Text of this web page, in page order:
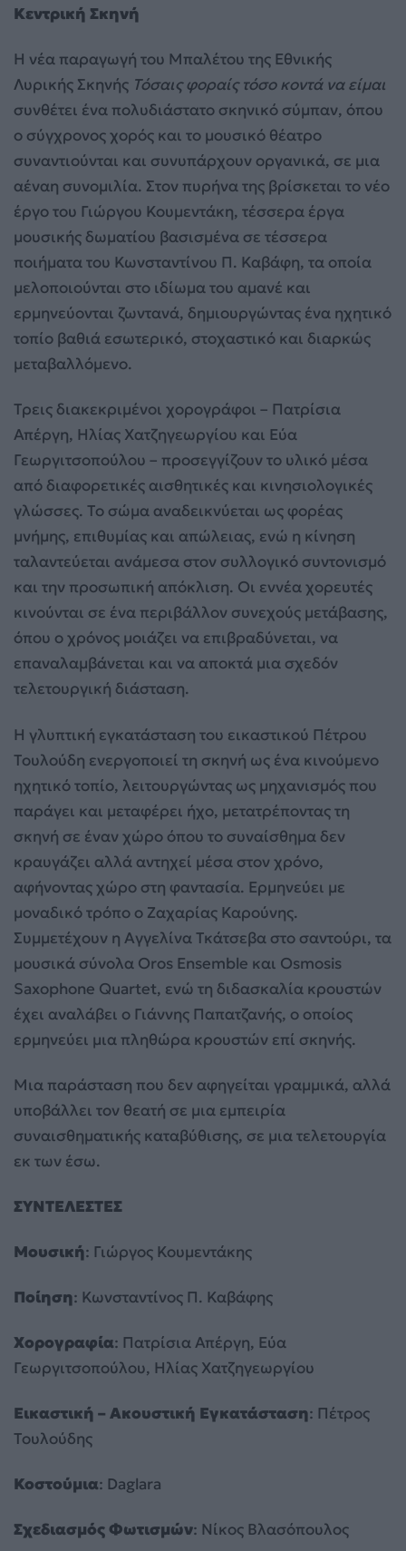
Κεντρική Σκηνή
Η νέα παραγωγή του Μπαλέτου της Εθνικής
Λυρικής Σκηνής Τόσαις φοραίς τόσο κοντά να είμαι
συνθέτει ένα πολυδιάστατο σκηνικό σύμπαν, όπου
ο σύγχρονος χορός και το μουσικό θέατρο
συναντιούνται και συνυπάρχουν οργανικά, σε μια
αέναη συνομιλία. Στον πυρήνα της βρίσκεται το νέο
έργο του Γιώργου Κουμεντάκη, τέσσερα έργα
μουσικής δωματίου βασισμένα σε τέσσερα
ποιήματα του Κωνσταντίνου Π. Καβάφη, τα οποία
μελοποιούνται στο ιδίωμα του αμανέ και
ερμηνεύονται ζωντανά, δημιουργώντας ένα ηχητικό
τοπίο βαθιά εσωτερικό, στοχαστικό και διαρκώς
μεταβαλλόμενο.
Τρεις διακεκριμένοι χορογράφοι – Πατρίσια
Απέργη, Ηλίας Χατζηγεωργίου και Εύα
Γεωργιτσοπούλου – προσεγγίζουν το υλικό μέσα
από διαφορετικές αισθητικές και κινησιολογικές
γλώσσες. Το σώμα αναδεικνύεται ως φορέας
μνήμης, επιθυμίας και απώλειας, ενώ η κίνηση
ταλαντεύεται ανάμεσα στον συλλογικό συντονισμό
και την προσωπική απόκλιση. Οι εννέα χορευτές
κινούνται σε ένα περιβάλλον συνεχούς μετάβασης,
όπου ο χρόνος μοιάζει να επιβραδύνεται, να
επαναλαμβάνεται και να αποκτά μια σχεδόν
τελετουργική διάσταση.
Η γλυπτική εγκατάσταση του εικαστικού Πέτρου
Τουλούδη ενεργοποιεί τη σκηνή ως ένα κινούμενο
ηχητικό τοπίο, λειτουργώντας ως μηχανισμός που
παράγει και μεταφέρει ήχο, μετατρέποντας τη
σκηνή σε έναν χώρο όπου το συναίσθημα δεν
κραυγάζει αλλά αντηχεί μέσα στον χρόνο,
αφήνοντας χώρο στη φαντασία. Ερμηνεύει με
μοναδικό τρόπο o Ζαχαρίας Καρούνης.
Συμμετέχουν η Αγγελίνα Τκάτσεβα στο σαντούρι, τα
μουσικά σύνολα Oros Ensemble και Osmosis
Saxophone Quartet, ενώ τη διδασκαλία κρουστών
έχει αναλάβει ο Γιάννης Παπατζανής, ο οποίος
ερμηνεύει μια πληθώρα κρουστών επί σκηνής.
Μια παράσταση που δεν αφηγείται γραμμικά, αλλά
υποβάλλει τον θεατή σε μια εμπειρία
συναισθηματικής καταβύθισης, σε μια τελετουργία
εκ των έσω.
ΣΥΝΤΕΛΕΣΤΕΣ
Μουσική: Γιώργος Κουμεντάκης
Ποίηση: Κωνσταντίνος Π. Καβάφης
Χορογραφία: Πατρίσια Απέργη, Εύα
Γεωργιτσοπούλου, Ηλίας Χατζηγεωργίου
Εικαστική – Ακουστική Εγκατάσταση: Πέτρος
Τουλούδης
Κοστούμια: Daglara
Σχεδιασμός Φωτισμών: Νίκος Βλασόπουλος